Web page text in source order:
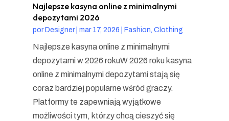
Najlepsze kasyna online z minimalnymi
depozytami 2026
por Designer| mar 17, 2026 Fashion, Clothing
Najlepsze kasyna online z minimalnymi
depozytami w 2026 rokuW 2026 roku kasyna
online z minimalnymi depozytami stają się
coraz bardziej popularne wśród graczy.
Platformy te zapewniają wyjątkowe
możliwości tym, którzy chcą cieszyć się